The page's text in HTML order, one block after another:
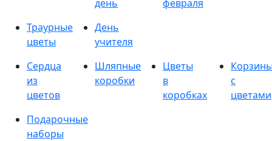
день
февраля
Траурные
цветы
День
учителя
Сердца
из
цветов
Шляпные
коробки
Цветы
в
коробках
с
цветами
Подарочные
наборы